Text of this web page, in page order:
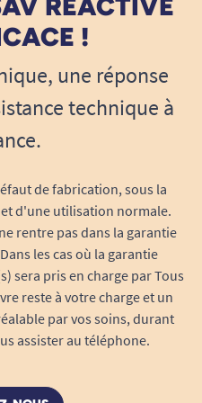
à l’heure et apporte
l’environnement
un salon ou un
sa place dans
Elle convient aussi bien
qu’en résidence
un service de soins.
radio-
?
les plus
RÉACTIVE
!
une réponse
technique à
de fabrication, sous la
d'une utilisation normale.
rentre pas dans la garantie
les cas où la garantie
sera pris en charge par Tous
reste à votre charge et un
par vos soins, durant
assister au téléphone.